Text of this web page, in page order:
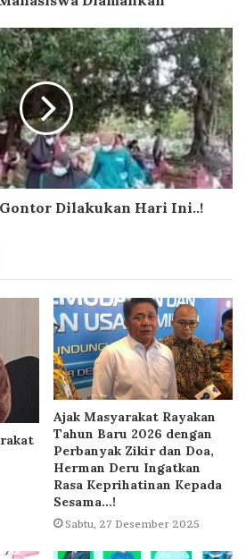
Dilakukan Hari Ini..!
Ajak Masyarakat Rayakan
Tahun Baru 2026 dengan
Perbanyak Zikir dan Doa,
Herman Deru Ingatkan
Rasa Keprihatinan Kepada
Sesama…!
Sabtu, 27 Desember 2025